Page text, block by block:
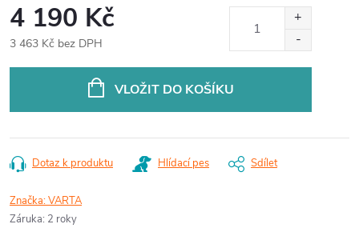
4 190 Kč
3 463 Kč bez DPH
VLOŽIT DO KOŠÍKU
Dotaz k produktu Hlídací pes Sdílet
Značka:VARTA
Záruka: 2 roky